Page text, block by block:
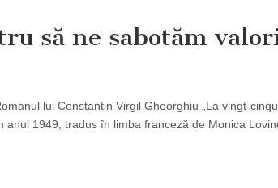
să ne sabotăm
lui Constantin Virgil Gheorghiu „La vingt-
anul 1949, tradus în limba franceză de Monica